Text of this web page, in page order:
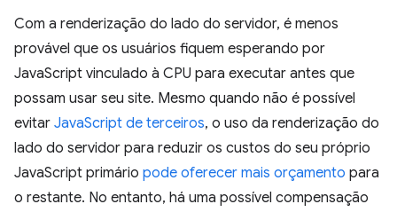
Com a renderização do lado do servidor, é menos
provável que os usuários fiquem esperando por
JavaScript vinculado à CPU para executar antes que
possam usar seu site. Mesmo quando não é possível
evitar JavaScript de terceiros, o uso da renderização do
lado do servidor para reduzir os custos do seu próprio
JavaScript primário pode oferecer mais orçamento para
o restante. No entanto, há uma possível compensação